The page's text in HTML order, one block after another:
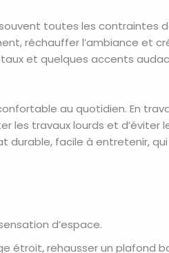
toutes les contraintes
réchauffer l’ambiance et
et quelques accents
au quotidien. En
les travaux lourds et d’éviter
facile à entretenir,
d’espace.
étroit, rehausser un plafond